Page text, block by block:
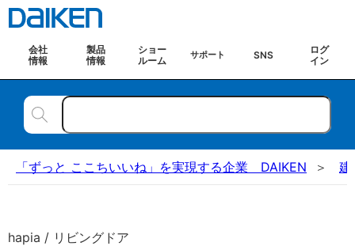
会社
情報
製品
情報
ショー
ルーム
サポート SNS
ログ
イン
「ずっと ここちいいね」を実現する企業 DAIKEN 建
hapia / リビングドア